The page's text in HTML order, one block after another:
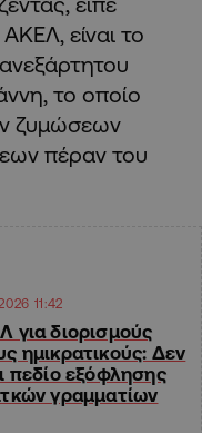
είναι το
το οποίο
ζυμώσεων
πέραν του
11:42
για διορισμούς
ημικρατικούς: Δεν
πεδίο εξόφλησης
γραμματίων